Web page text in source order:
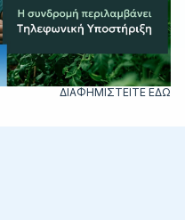
ΔΙΑΦΗΜΙΣΤΕΙΤΕ ΕΔΩ